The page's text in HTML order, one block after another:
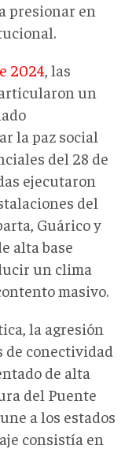
presionar en
2024 , las
un
la paz social
del 28 de
ejecutaron
del
Guárico y
alta base
un clima
masivo.
la agresión
de conectividad
de alta
del Puente
a los estados
consistía en